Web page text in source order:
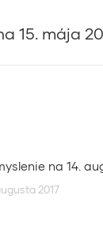
15. mája
na 14.
2017